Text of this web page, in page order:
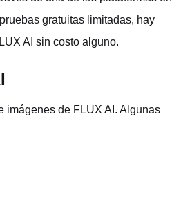
gratuitas limitadas, hay
AI sin costo alguno.
imágenes de FLUX AI. Algunas